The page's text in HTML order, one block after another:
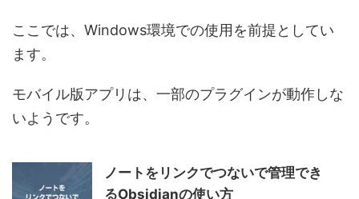
ここでは、Windows環境での使用を前提としてい
ます。
モバイル版アプリは、一部のプラグインが動作しな
いようです。
ノートをリンクでつないで管理でき
るObsidianの使い方